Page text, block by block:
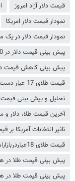
قیمت دلار آزاد امروز
نمودار قیمت دلار امریکا
نمودار قیمت دلار در یک
پیش بینی قیمت دلار در 10 روز آینده
پیش بینی کاهش قیمت
قیمت طلای 17 عیار دست دوم
تحلیل و پیش بینی قیمت
آخرین قیمت طلا، دلار و
تاثیر انتخابات آمریکا بر
قیمت طلای 18عیاردربازارامروزتهران
پیش بینی قیمت طلا در
پیش بینی قیمت طلا در